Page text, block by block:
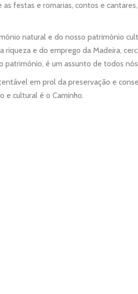
festas e romarias, contos e
natural e do nosso património
riqueza e do emprego da Madeira,
património, é um assunto de todos
em prol da preservação e
e cultural é o Caminho.